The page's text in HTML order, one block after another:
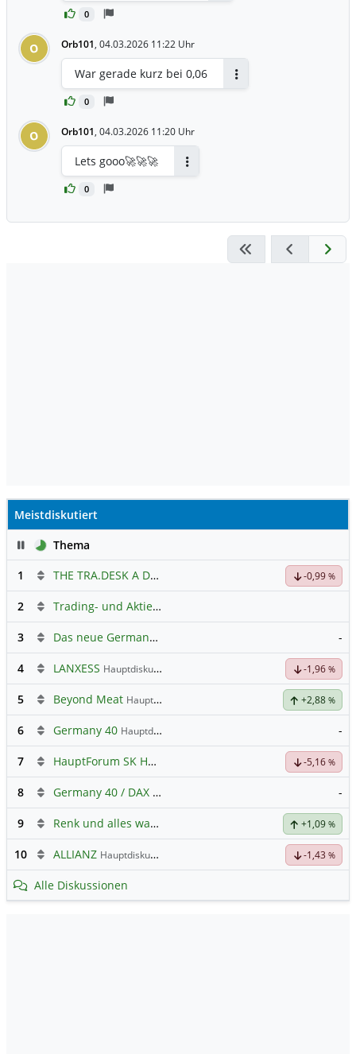
0
O Orb101, 04.03.2026 11:22 Uhr
0
War gerade kurz bei 0,06
O Orb101, 04.03.2026 11:20 Uhr
0
Lets gooo🚀🚀🚀
Meistdiskutiert
PauseThema
1
THE TRA.DESK A DL-,000001 -0,99 %
2 Trading- und Aktien-Chat
3 Das neue Germany 40 Prognose Forum -
4 LANXESS Hauptdiskussion -1,96 %
5 Beyond Meat Hauptdiskussion +2,88 %
6 Germany 40 Hauptdiskussion -
7 HauptForum SK HYNIC -5,16 %
8 Germany 40 / DAX Prognose -
9 Renk und alles was dazugehört +1,09 %
10 ALLIANZ Hauptdiskussion -1,43 %
Alle Diskussionen